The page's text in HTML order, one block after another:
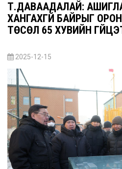
Т.ДАВААДАЛАЙ:
ХАНГАХГҮЙ БАЙРЫГ
ТӨСӨЛ 65 ХУВИЙН
2025-12-15